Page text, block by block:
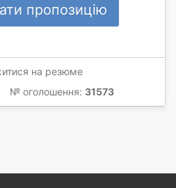
пропозицію
на резюме
№ оголошення: 31573